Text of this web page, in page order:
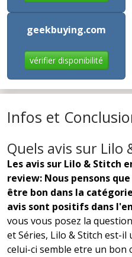
geekbuying.com
vérifier disponibilité
Infos et
Quels avis sur Lilo
Les avis sur Lilo & Stitch
review: Nous pensons
être bon dans la
avis sont positifs dans
vous vous posez la
et Séries, Lilo & Stitch est-il
celui-ci semble etre un bon